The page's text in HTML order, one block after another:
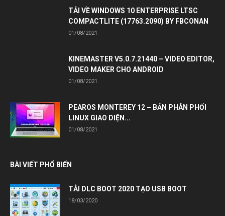
TẢI VỀ WINDOWS 10 ENTERPRISE LTSC
COMPACTLITE (17763.2090) BY FBCONAN
01/08/2021
KINEMASTER V5.0.7.21440 – VIDEO EDITOR,
VIDEO MAKER CHO ANDROID
01/08/2021
PEAROS MONTEREY 12 – BẢN PHÂN PHỐI
LINUX GIAO DIỆN...
01/08/2021
BÀI VIẾT PHỔ BIẾN
TẢI DLC BOOT 2020 TẠO USB BOOT
18/03/2020